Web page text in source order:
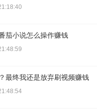
茄小说怎么操作赚钱
最终我还是放弃刷视频赚钱